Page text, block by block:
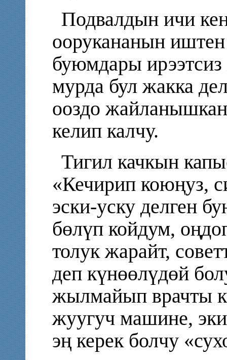
Подвалдын ичи
оорукананын
буюмдары
мурда бул жакка
ооздо жайланышкан
келип калчу.
Тигил качкын
«Кечирип коюңуз,
эски-уску делген
бөлүп койдум,
толук жарайт,
деп күнөөлүдөй
жылмайып врачты
жуугуч машине,
эң керек болчу